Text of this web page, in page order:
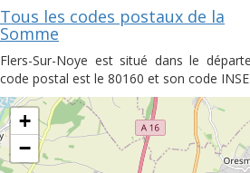
Tous les codes postaux de la
Somme
Flers-Sur-Noye est situé dans le
code postal est le 80160 et son code
+
−